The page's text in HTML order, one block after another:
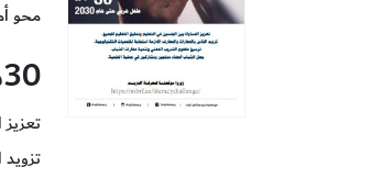
محو
30مليون طفل عربي حتى عام 2030